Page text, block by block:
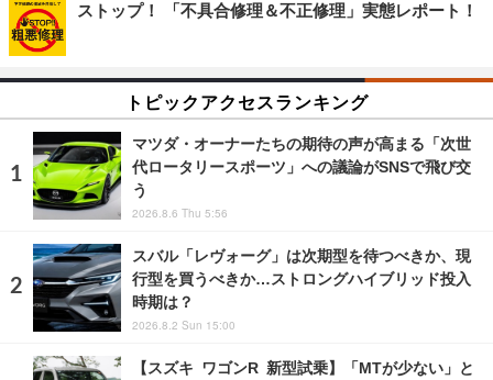
ストップ！ 「不具合修理＆不正修理」実態レポート！
トピックアクセスランキング
マツダ・オーナーたちの期待の声が高まる「次世
代ロータリースポーツ」への議論がSNSで飛び交
う
2026.8.6 Thu 5:56
スバル「レヴォーグ」は次期型を待つべきか、現
行型を買うべきか…ストロングハイブリッド投入
時期は？
2026.8.2 Sun 15:00
【スズキ ワゴンR 新型試乗】「MTが少ない」と